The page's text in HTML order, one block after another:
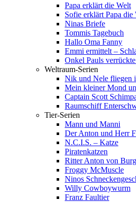
Papa erklärt die Welt
Sofie erklärt Papa die
Ninas Briefe
Tommis Tagebuch
Hallo Oma Fanny
Emmi ermittelt –
Onkel Pauls
Weltraum-Serien
Nik und Nele fliegen
Mein kleiner Mond
Captain Scott
Raumschiff
Tier-Serien
Mann und Manni
Der Anton und Herr
N.C.I.S. – Katze
Piratenkatzen
Ritter Anton von
Froggy McMuscle
Ninos
Willy Cowboywurm
Franz Faultier